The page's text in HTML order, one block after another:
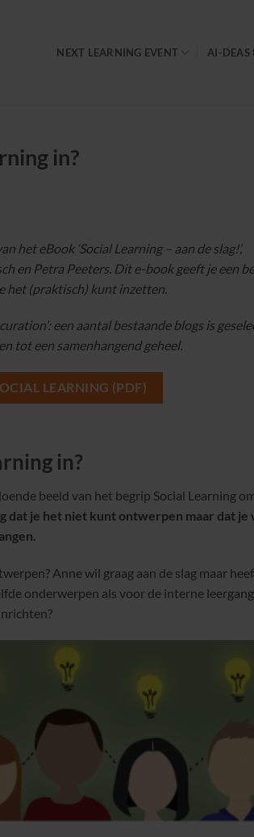
NEXT LEARNING EVENT AI-DEAS
in?
het eBook ‘Social Learning – aan de slag!’,
en Petra Peeters. Dit e-book geeft je een
het (praktisch) kunt inzetten.
een aantal bestaande blogs is
tot een samenhangend geheel.
LEARNING (PDF)
in?
beeld van het begrip Social Learning
dat je het niet kunt ontwerpen maar dat je
Anne wil graag aan de slag maar
onderwerpen als voor de interne